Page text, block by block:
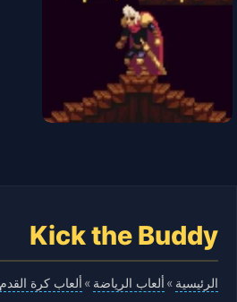
Kick the Buddy
الرئيسية » ألعاب الرياضة » ألعاب كرة القدم